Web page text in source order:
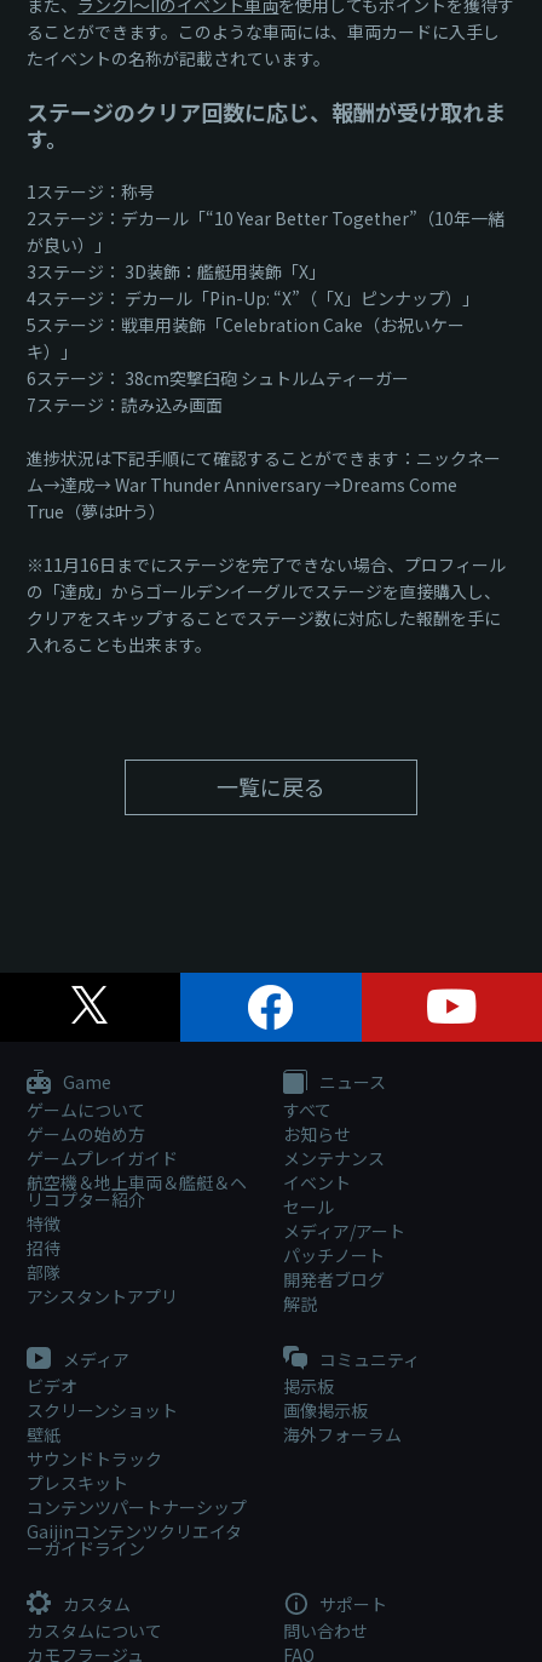
また、 ランクI〜IIのイベント車両を使用してもポイントを獲得す
ることができます。このような車両には、車両カードに入手し
たイベントの名称が記載されています。
ステージのクリア回数に応じ、報酬が受け取れま
す。
1ステージ：称号
2ステージ：デカール「“10 Year Better Together”（10年一緒
が良い）」
3ステージ： 3D装飾：艦艇用装飾「X」
4ステージ： デカール「Pin-Up: “X”（「X」ピンナップ）」
5ステージ：戦車用装飾「Celebration Cake（お祝いケー
キ）」
6ステージ： 38cm突撃臼砲 シュトルムティーガー
7ステージ：読み込み画面
進捗状況は下記手順にて確認することができます：ニックネー
ム→達成→ War Thunder Anniversary →Dreams Come
True（夢は叶う）
※11月16日までにステージを完了できない場合、プロフィール
の「達成」からゴールデンイーグルでステージを直接購入し、
クリアをスキップすることでステージ数に対応した報酬を手に
入れることも出来ます。
一覧に戻る
Game
ゲームについて
ゲームの始め方
ゲームプレイガイド
航空機＆地上車両＆艦艇＆ヘ
リコプター紹介
特徴
招待
部隊
アシスタントアプリ
ニュース
すべて
お知らせ
メンテナンス
イベント
セール
メディア/アート
パッチノート
開発者ブログ
解説
メディア
ビデオ
スクリーンショット
壁紙
サウンドトラック
プレスキット
コンテンツパートナーシップ
Gaijinコンテンツクリエイタ
ーガイドライン
コミュニティ
掲示板
画像掲示板
海外フォーラム
カスタム
カスタムについて
カモフラージュ
サポート
問い合わせ
FAQ